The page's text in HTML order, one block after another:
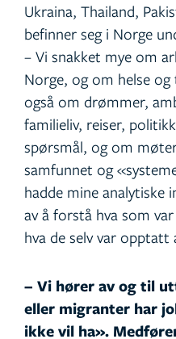
Ukraina, Thailand,
befinner seg i Norge
– Vi snakket mye om
Norge, og om helse
også om drømmer,
familieliv, reiser,
spørsmål, og om
samfunnet og
hadde mine analytiske
av å forstå hva som
hva de selv var opptatt
– Vi hører av og til
eller migranter har
ikke vil ha».